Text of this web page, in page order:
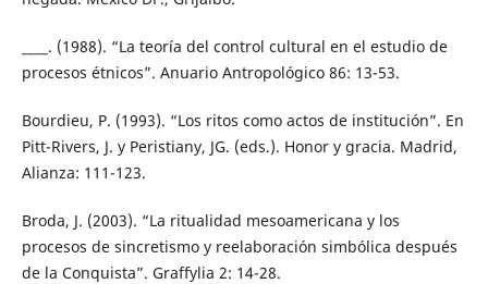
____. (1988). “La teoría del control cultural en el estudio de
procesos étnicos”. Anuario Antropológico 86: 13-53.
Bourdieu, P. (1993). “Los ritos como actos de institución”. En
Pitt-Rivers, J. y Peristiany, JG. (eds.). Honor y gracia. Madrid,
Alianza: 111-123.
Broda, J. (2003). “La ritualidad mesoamericana y los
procesos de sincretismo y reelaboración simbólica después
de la Conquista”. Graffylia 2: 14-28.